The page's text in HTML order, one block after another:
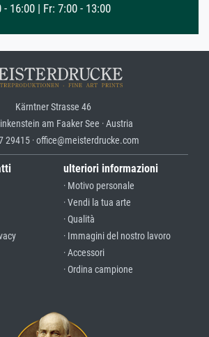
16:00 | Fr: 7:00 - 13:00
Kärntner Strasse 46
am Faaker See · Austria
29415 · office@meisterdrucke.com
ulteriori informazioni
· Motivo personale
· Vendi la tua arte
· Qualità
· Immagini del nostro lavoro
· Accessori
· Ordina campione